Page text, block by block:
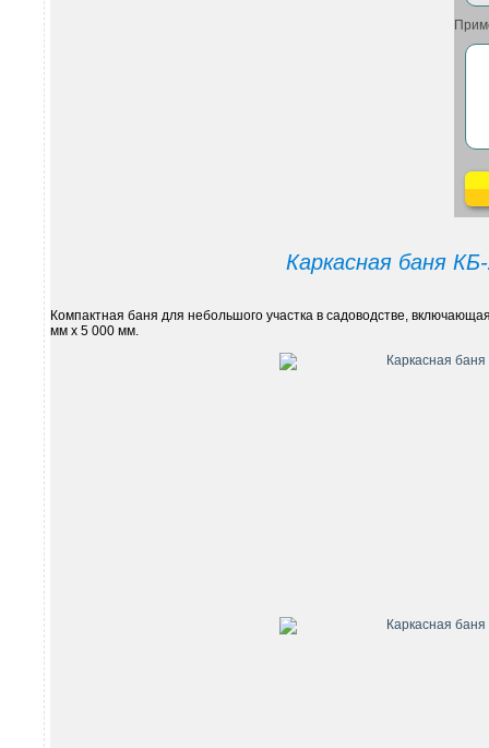
Каркасная баня
Компактная баня для небольшого участка в садоводстве,
мм х 5 000 мм.